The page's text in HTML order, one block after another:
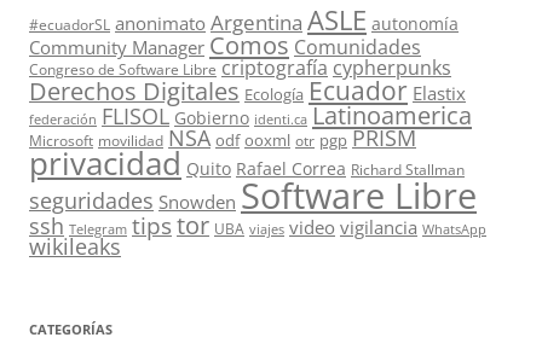
#ecuadorSL anonimato Argentina ASLE autonomía
Community Manager Comos Comunidades
Congreso de Software Libre criptografía cypherpunks
Derechos Digitales Ecología Ecuador Elastix
federación FLISOL Gobierno identi.ca Latinoamerica
Microsoft movilidad NSA odf ooxml otr pgp PRISM
privacidad Quito Rafael Correa Richard Stallman
seguridades Snowden Software Libre
ssh Telegram tips tor UBA viajes video vigilancia WhatsApp
wikileaks
CATEGORÍAS